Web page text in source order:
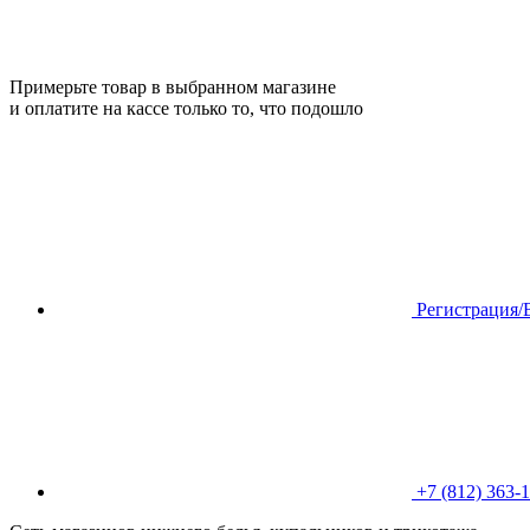
Примерьте товар в выбранном магазине
и оплатите на кассе только то, что подошло
Регистрация/
+7 (812) 363-